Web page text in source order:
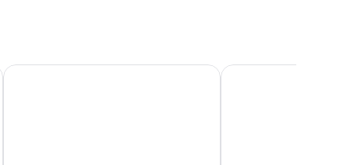
Bungalow am Meer mit Sauna in DeutschlandSonnige strandnahe 2